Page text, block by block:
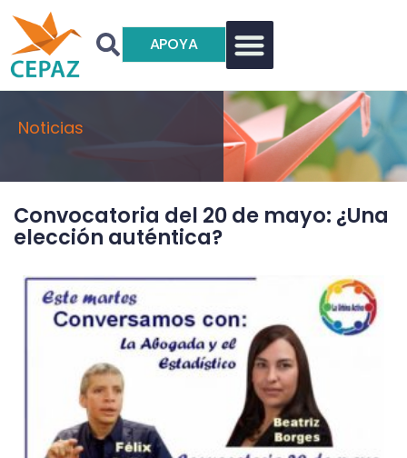
APOYA
Noticias
Convocatoria del 20 de mayo: ¿Una
elección auténtica?